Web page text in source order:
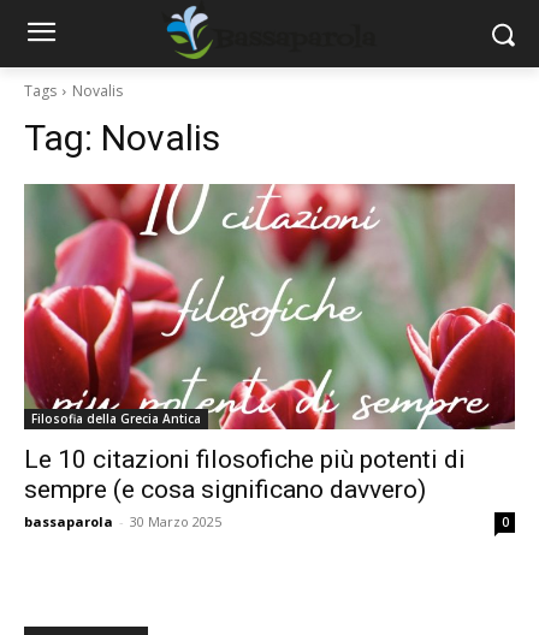
Tags Novalis
Tag: Novalis
Filosofia della Grecia Antica
Le 10 citazioni filosofiche più potenti di
sempre (e cosa significano davvero)
bassaparola - 30 Marzo 2025 0